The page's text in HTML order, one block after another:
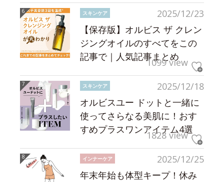
2025/12/23
スキンケア
【保存版】オルビス ザ クレン
ジングオイルのすべてをこの
記事で｜人気記事まとめ
1099 view
2025/12/18
スキンケア
オルビスユー ドットと一緒に
使ってさらなる美肌に！おす
すめプラスワンアイテム4選
1828 view
2025/12/25
インナーケア
年末年始も体型キープ！休み